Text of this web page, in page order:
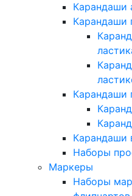
Карандаши
Карандаши
Карандаши
Карандаши
Наборы
Маркеры
Наборы